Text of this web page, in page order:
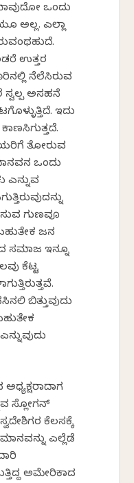
ಒಂದು
ಅಲ್ಲ. ಎಲ್ಲಾ
ಉತ್ತರ
ನೆಲೆಸಿರುವ
ಅಸಹನೆ
ಇದು
ತೋರುವ
ಒಂದು
ಎನ್ನುವ
ಗುಣವೂ
ಜನ
ಸಮಾಜ ಇನ್ನೂ
ಕೆಟ್ಟ
ಬಿತ್ತುವುದು
ಸ್ಲೋಗನ್
ಕೆಲಸಕ್ಕೆ
ಎಲ್ಲೆಡೆ
ಅಮೇರಿಕಾದ